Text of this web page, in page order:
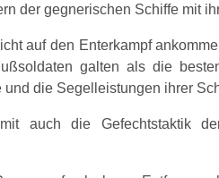
der gegnerischen Schiffe mit
auf den Enterkampf
galten als die
und die Segelleistungen ihrer
auch die Gefechtstaktik